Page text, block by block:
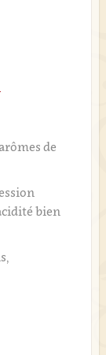
de
bien